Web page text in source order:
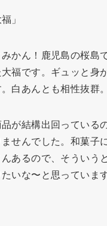
」
かん！鹿児島の桜島
福です。ギュッと身
白あんとも相性抜群
が結構出回っている
せんでした。和菓子
あるので、そういう
いな〜と思っていま